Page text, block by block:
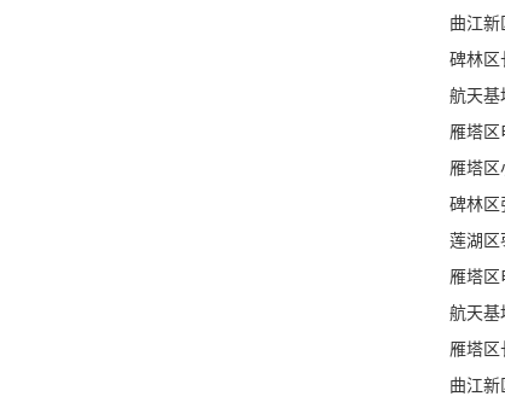
曲江新
碑林区
航天基
雁塔区
雁塔区
碑林区
莲湖区
雁塔区
航天基
雁塔区
曲江新